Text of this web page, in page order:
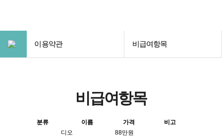
이용약관 비급여항목
비급여항목
분류 이름 가격 비고
디오
88만원